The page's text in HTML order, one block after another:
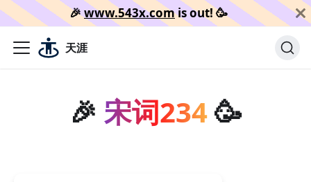
🎉️www.543x.comis out!🥳️
天涯
🎉 宋词234🥳